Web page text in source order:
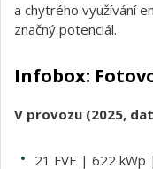
a chytrého využívání
značný potenciál.
Infobox:
V provozu (2025,
21 FVE | 622 kWp